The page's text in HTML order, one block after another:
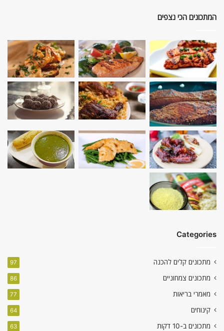
המתכונים הכי נצפים
Categories
מתכונים קלים להכנה 97
מתכונים צמחוניים 86
מאמרי בריאות 77
קינוחים 64
מתכונים ב-10 דקות 63